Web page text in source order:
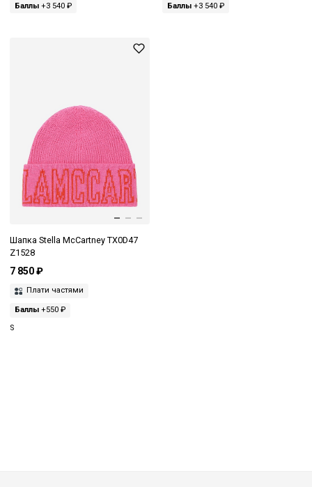
Баллы +3 540 ₽ Баллы+3 540 ₽
Шапка Stella McCartney TX0D47
Z1528
7 850 ₽
Плати частями
Баллы +550 ₽
S